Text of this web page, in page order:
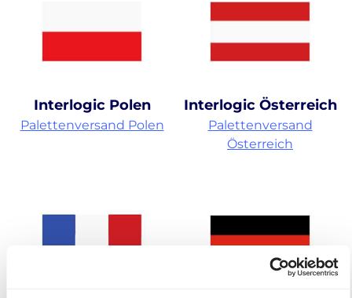
Interlogic Polen
Palettenversand Polen
Interlogic Österreich
Palettenversand
Österreich